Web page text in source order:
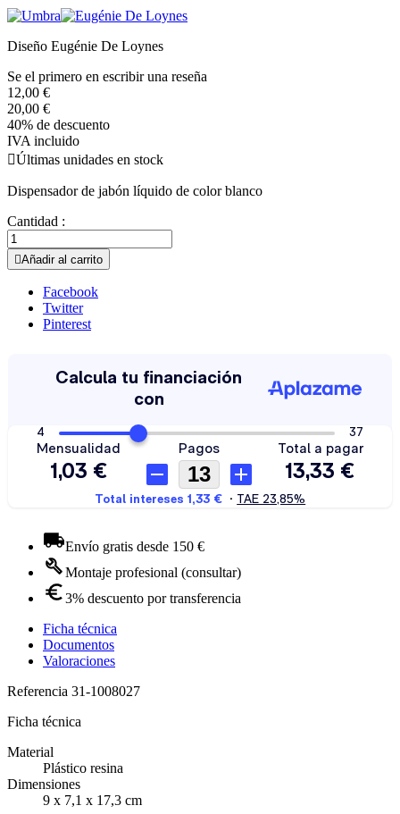
Diseño Eugénie De Loynes
Se el primero en escribir una reseña
12,00 €
20,00 €
40% de descuento
IVA incluido
Últimas unidades en stock
Dispensador de jabón líquido de color blanco
Cantidad :
Añadir al carrito
Facebook
Twitter
Pinterest
Envío gratis desde 150 €
Montaje profesional (consultar)
3% descuento por transferencia
Ficha técnica
Documentos
Valoraciones
Referencia 31-1008027
Ficha técnica
Material
Plástico resina
Dimensiones
9 x 7,1 x 17,3 cm